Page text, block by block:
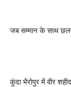
जब सम्मान के साथ
कुंदा भैरोपुर में वीर